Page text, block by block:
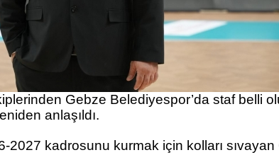
Gebze Belediyespor’da staf belli
anlaşıldı.
2027 kadrosunu kurmak için kolları